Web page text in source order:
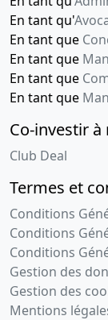
En tant qu'
En tant que
En tant que
En tant que
En tant que
Co-investir à
Club Deal
Termes et
Conditions
Conditions
Conditions
Gestion des
Gestion des
Mentions